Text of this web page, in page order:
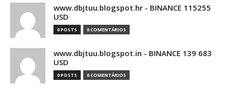
www.dbjtuu.blogspot.hr - BINANCE 115255
USD
0 POSTS 0 COMENTÁRIOS
www.dbjtuu.blogspot.in - BINANCE 139 683
USD
0 POSTS 0 COMENTÁRIOS